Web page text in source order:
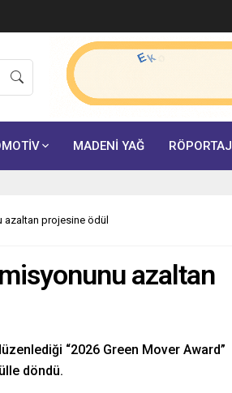
MADENİ YAĞ RÖPORTAJ
azaltan projesine ödül
azaltan
“2026 Green Mover Award”
döndü.